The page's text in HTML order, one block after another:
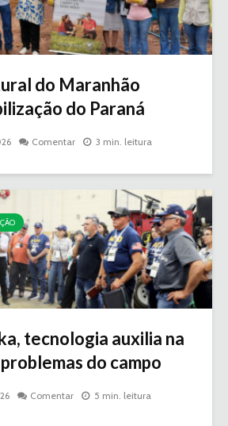
do Maranhão
do Paraná
Comentar 3 min. leitura
tecnologia auxilia na
do campo
Comentar 5 min. leitura